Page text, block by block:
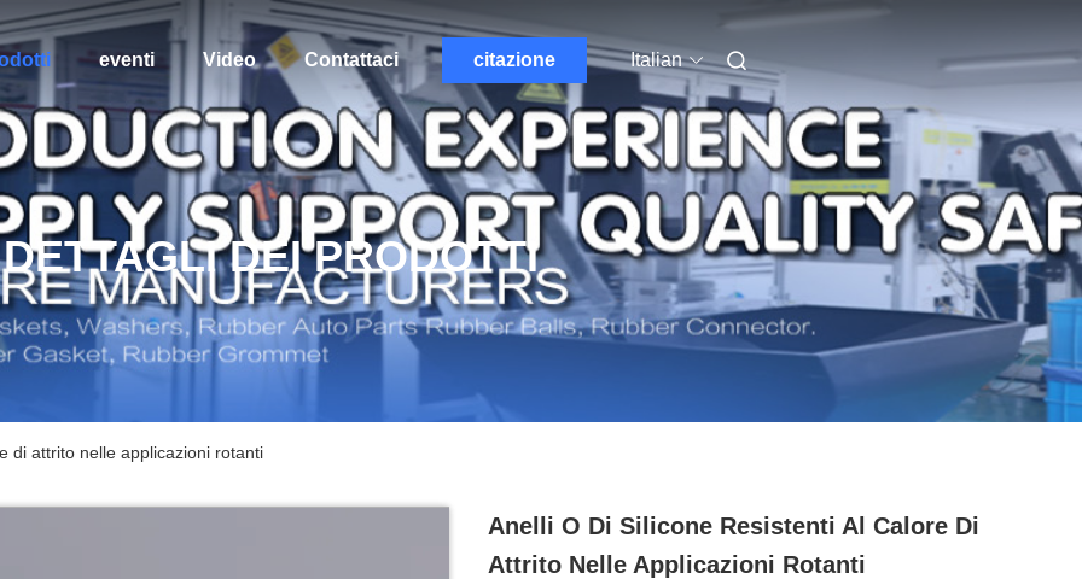
eventi Video Contattaci citazione Italian
DETTAGLI DEI PRODOTTI
di attrito nelle applicazioni rotanti
Anelli O Di Silicone Resistenti Al Calore Di
Attrito Nelle Applicazioni Rotanti